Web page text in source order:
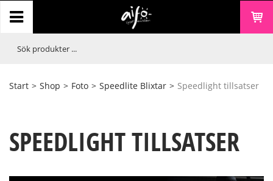
Start > Shop > Foto > Speedlite Blixtar > Speedlight tillsatser
SPEEDLIGHT TILLSATSER